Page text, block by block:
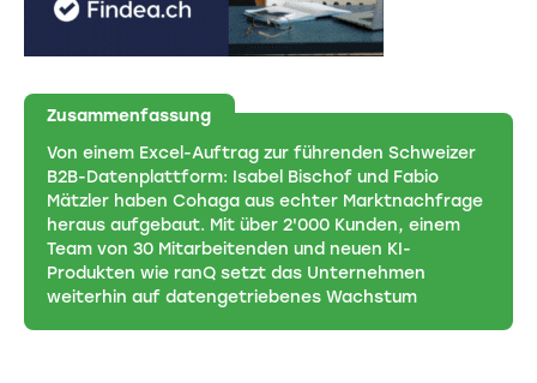
Zusammenfassung
Von einem Excel-Auftrag zur führenden Schweizer
B2B-Datenplattform: Isabel Bischof und Fabio
Mätzler haben Cohaga aus echter Marktnachfrage
heraus aufgebaut. Mit über 2'000 Kunden, einem
Team von 30 Mitarbeitenden und neuen KI-
Produkten wie ranQ setzt das Unternehmen
weiterhin auf datengetriebenes Wachstum